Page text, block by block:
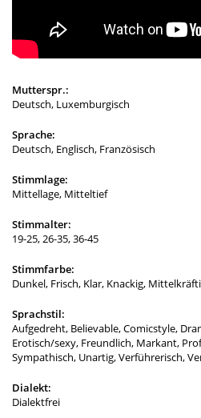
Mutterspr.:
Deutsch, Luxemburgisch
Sprache:
Deutsch, Englisch, Französisch
Stimmlage:
Mittellage, Mitteltief
Stimmalter:
19-25, 26-35, 36-45
Stimmfarbe:
Dunkel, Frisch, Klar, Knackig,
Sprachstil:
Aufgedreht, Believable, Comicstyle,
Erotisch/sexy, Freundlich, Markant,
Sympathisch, Unartig, Verführerisch,
Dialekt:
Dialektfrei